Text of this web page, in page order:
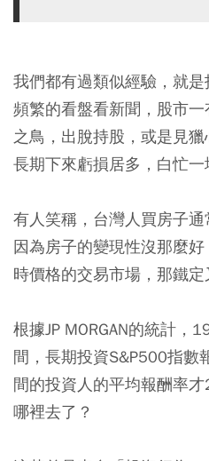
我們都有過類似經驗，就
頻繁的看盤看新聞，股市
之鳥，出脫持股，或是見
長期下來虧損居多，白忙一
有人笑稱，台灣人買房子
因為房子的變現性沒那麼
時價格的交易市場，那鐵定
根據JP MORGAN的統計
間，長期投資S&P500指數
間的投資人的平均報酬率
哪裡去了？